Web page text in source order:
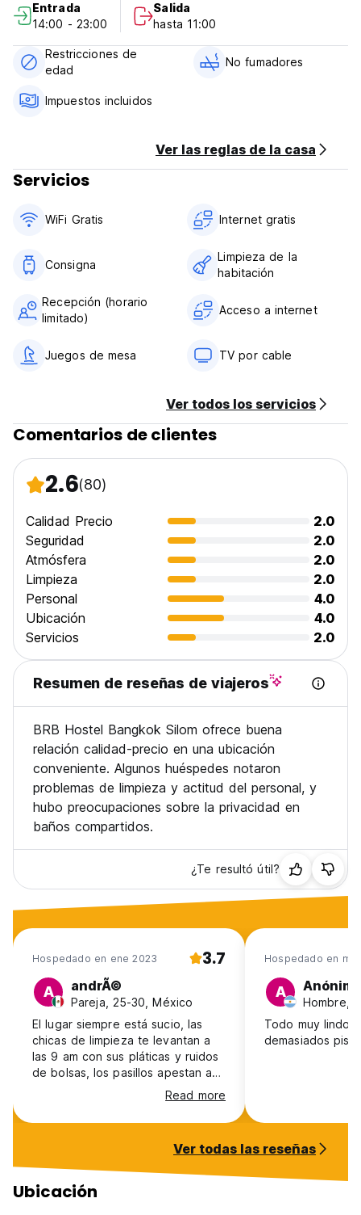
mundo. (Auto-translated from original language)
Entrada
14:00 - 23:00
Salida
hasta 11:00
Restricciones de
edad
No fumadores
Impuestos incluidos
Ver las reglas de la casa
Servicios
WiFi Gratis Internet gratis
Consigna
Limpieza de la
habitación
Recepción (horario
limitado)
Acceso a internet
Juegos de mesa TV por cable
Ver todos los servicios
Comentarios de clientes
2.6(80)
Calidad Precio
2.0
Seguridad
2.0
Atmósfera
2.0
Limpieza
2.0
Personal
4.0
Ubicación
4.0
Servicios
2.0
Resumen de reseñas de viajeros
BRB Hostel Bangkok Silom ofrece buena
relación calidad-precio en una ubicación
conveniente. Algunos huéspedes notaron
problemas de limpieza y actitud del personal, y
hubo preocupaciones sobre la privacidad en
baños compartidos.
¿Te resultó útil?
Hospedado en ene 2023 3.7
A andrÃ©
Pareja, 25-30, México
El lugar siempre está sucio, las
chicas de limpieza te levantan a
las 9 am con sus pláticas y ruidos
de bolsas, los pasillos apestan a
baño y el lobby huele a pies, los
cuartos apestan a comida
siempre, buen lugar si solo vas a
Read more
Hospedado en
A
Hombre,
Todo muy lindo
demasiados
Ver todas las reseñas
Ubicación